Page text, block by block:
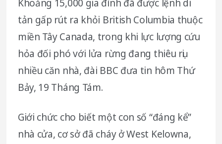
Khoảng 15,000 gia đình đã được lệnh di
tản gấp rút ra khỏi British Columbia thuộc
miền Tây Canada, trong khi lực lượng cứu
hỏa đối phó với lửa rừng đang thiêu rụi
nhiều căn nhà, đài BBC đưa tin hôm Thứ
Bảy, 19 Tháng Tám.
Giới chức cho biết một con số “đáng kể”
nhà cửa, cơ sở đã cháy ở West Kelowna,